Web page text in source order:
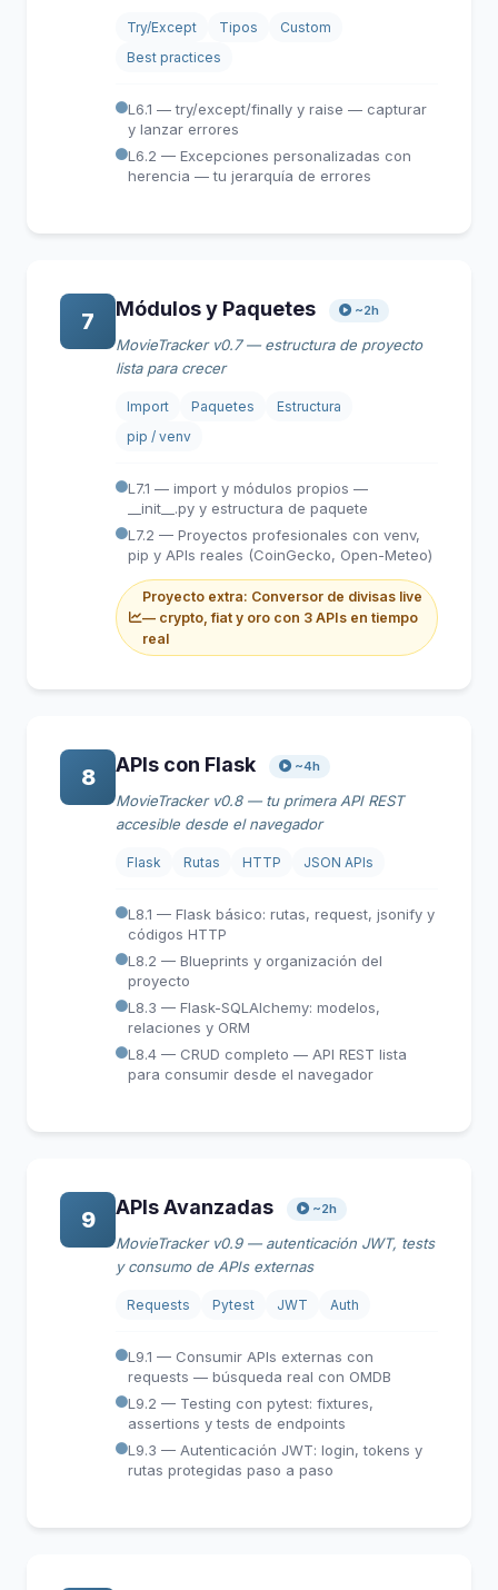
Try/Except Tipos
Custom
Best practices
L6.1 — try/except/finally y raise — capturar
y lanzar errores
L6.2 — Excepciones personalizadas con
herencia — tu jerarquía de errores
7 Módulos y Paquetes ~2h
MovieTracker v0.7 — estructura de proyecto
lista para crecer
Import Paquetes
Estructura
pip / venv
L7.1 — import y módulos propios —
__init__.py y estructura de paquete
L7.2 — Proyectos profesionales con venv,
pip y APIs reales (CoinGecko, Open-Meteo)
Proyecto extra: Conversor de divisas live
— crypto, fiat y oro con 3 APIs en tiempo
real
8 APIs con Flask ~4h
MovieTracker v0.8 — tu primera API REST
accesible desde el navegador
Flask Rutas HTTP JSON APIs
L8.1 — Flask básico: rutas, request, jsonify y
códigos HTTP
L8.2 — Blueprints y organización del
proyecto
L8.3 — Flask-SQLAlchemy: modelos,
relaciones y ORM
L8.4 — CRUD completo — API REST lista
para consumir desde el navegador
9 APIs Avanzadas ~2h
MovieTracker v0.9 — autenticación JWT, tests
y consumo de APIs externas
Requests Pytest JWT Auth
L9.1 — Consumir APIs externas con
requests — búsqueda real con OMDB
L9.2 — Testing con pytest: fixtures,
assertions y tests de endpoints
L9.3 — Autenticación JWT: login, tokens y
rutas protegidas paso a paso